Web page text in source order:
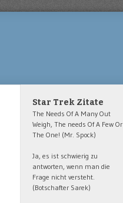
Star Trek Zitate
The Needs Of A Many Out
Weigh, The needs Of A Few Or
The One! (Mr. Spock)
Ja, es ist schwierig zu
antworten, wenn man die
Frage nicht versteht.
(Botschafter Sarek)